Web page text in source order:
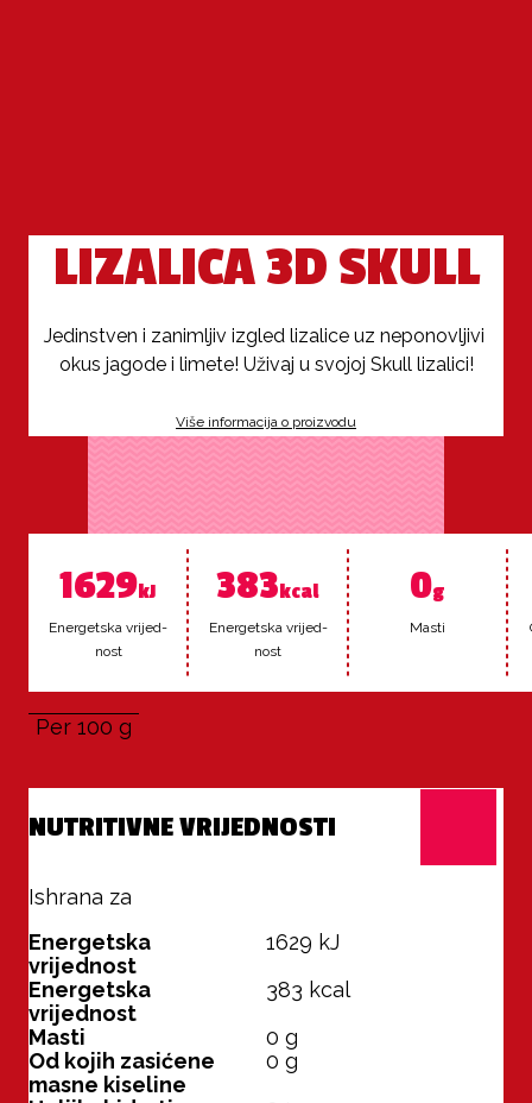
LIZALICA 3D SKULL
Jedinstven i zanimljiv izgled lizalice uz neponovljivi
okus jagode i limete! Uživaj u svojoj Skull lizalici!
Više informacija o proizvodu
1629kJ
Ener­get­ska vri­jed­
nost
383kcal
Ener­get­ska vri­jed­
nost
0g
Mas­ti
Per 100 g
NUTRITIVNE VRIJEDNOSTI
Ishrana za
Energetska
vrijednost
1629 kJ
Energetska
vrijednost
383 kcal
Masti
0 g
Od kojih zasićene
masne kiseline
0 g